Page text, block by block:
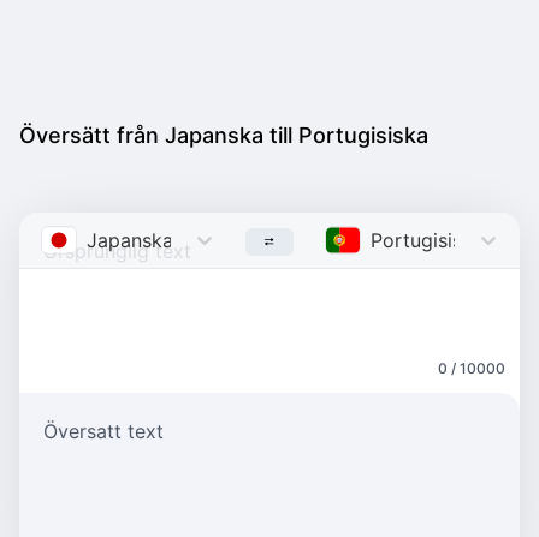
Översätt från Japanska till Portugisiska
Japanska Japanese Portugisiska
0 / 10000
Översatt text